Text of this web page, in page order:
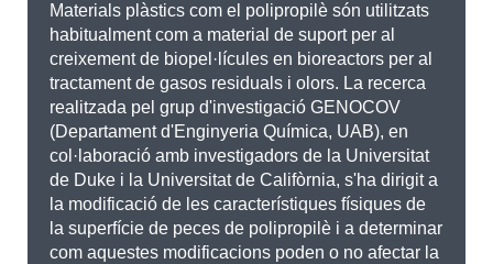
Materials plàstics com el polipropilè són utilitzats
habitualment com a material de suport per al
creixement de biopel·lícules en bioreactors per al
tractament de gasos residuals i olors. La recerca
realitzada pel grup d'investigació GENOCOV
(Departament d'Enginyeria Química, UAB), en
col·laboració amb investigadors de la Universitat
de Duke i la Universitat de Califòrnia, s'ha dirigit a
la modificació de les característiques físiques de
la superfície de peces de polipropilè i a determinar
com aquestes modificacions poden o no afectar la